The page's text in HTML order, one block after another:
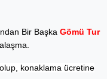
Bir Başka Gömü Tur
konaklama ücretine